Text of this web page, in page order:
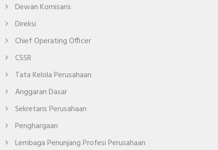
Dewan Komisaris
Direksi
Chief Operating Officer
CSSR
Tata Kelola Perusahaan
Anggaran Dasar
Sekretaris Perusahaan
Penghargaan
Lembaga Penunjang Profesi Perusahaan